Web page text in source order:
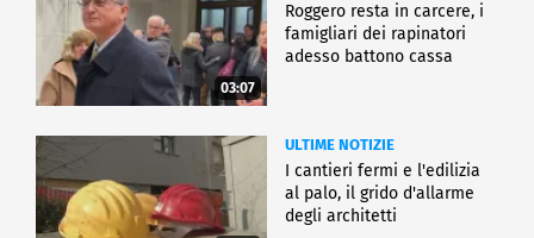
03:07
Roggero resta in carcere, i
famigliari dei rapinatori
adesso battono cassa
ULTIME NOTIZIE
I cantieri fermi e l'edilizia
al palo, il grido d'allarme
degli architetti